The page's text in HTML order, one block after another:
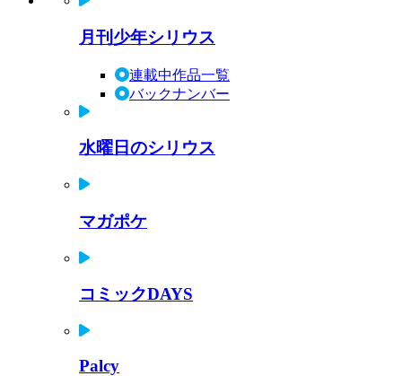
月刊少年シリウス
連載中作品一覧
バックナンバー
水曜日のシリウス
マガポケ
コミックDAYS
Palcy